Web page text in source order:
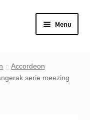
Menu
Accordeon
serie meezing